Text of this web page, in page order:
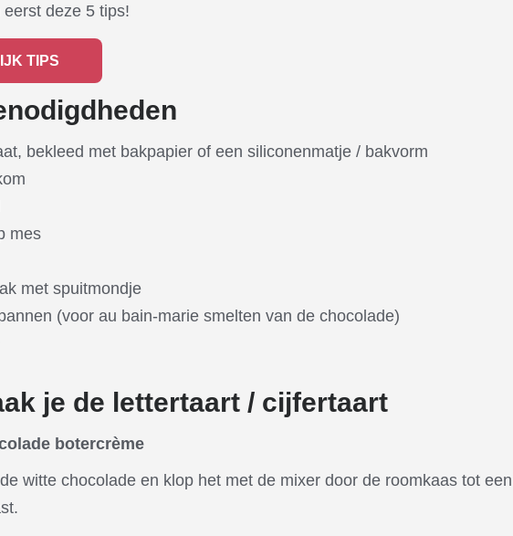
eerst deze 5 tips!
TIPS
bekleed met bakpapier of een siliconenmatje / bakvorm
mes
met spuitmondje
(voor au bain-marie smelten van de chocolade)
je de lettertaart / cijfertaart
botercrème
witte chocolade en klop het met de mixer door de roomkaas tot